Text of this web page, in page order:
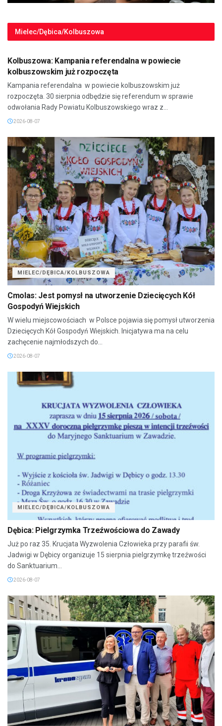
Mielec/Dębica/Kolbuszowa
Kolbuszowa: Kampania referendalna w powiecie
kolbuszowskim już rozpoczęta
Kampania referendalna w powiecie kolbuszowskim już
rozpoczęta. 30 sierpnia odbędzie się referendum w sprawie
odwołania Rady Powiatu Kolbuszowskiego wraz z...
2026-08-07
MIELEC/DĘBICA/KOLBUSZOWA
Cmolas: Jest pomysł na utworzenie Dziecięcych Kół
Gospodyń Wiejskich
W wielu miejscowościach w Polsce pojawia się pomysł utworzenia
Dziecięcych Kół Gospodyń Wiejskich. Inicjatywa ma na celu
zachęcenie najmłodszych do...
2026-08-07
MIELEC/DĘBICA/KOLBUSZOWA
Dębica: Pielgrzymka Trzeźwościowa do Zawady
Już po raz 35. Krucjata Wyzwolenia Człowieka przy parafii św.
Jadwigi w Dębicy organizuje 15 sierpnia pielgrzymkę trzeźwości
do Sanktuarium...
2026-08-07